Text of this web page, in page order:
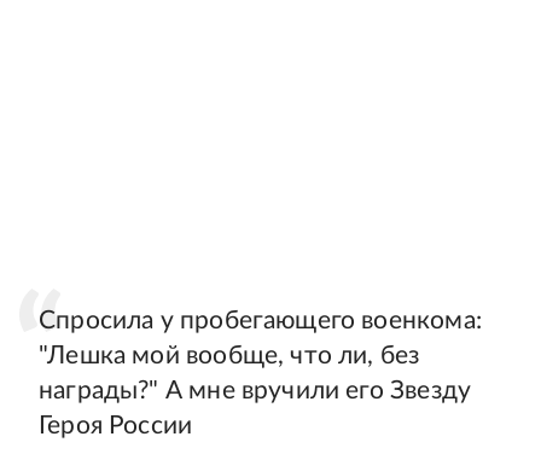
Спросила у пробегающего военкома:
"Лешка мой вообще, что ли, без
награды?" А мне вручили его Звезду
Героя России